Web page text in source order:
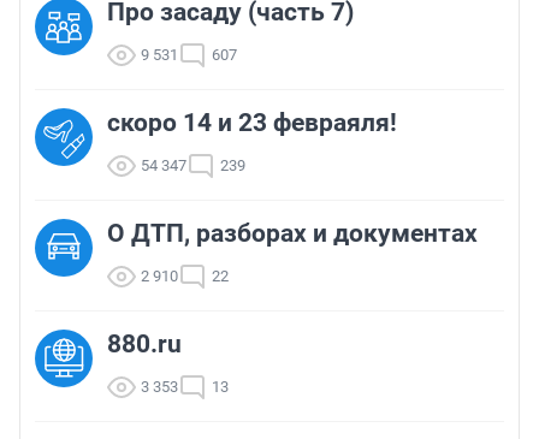
Про засаду (часть 7)
9 531 607
скоро 14 и 23 февраяля!
54 347 239
О ДТП, разборах и документах
2 910 22
880.ru
3 353 13